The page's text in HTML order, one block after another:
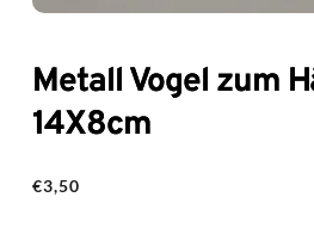
Metall Vogel zum
14X8cm
€3,50